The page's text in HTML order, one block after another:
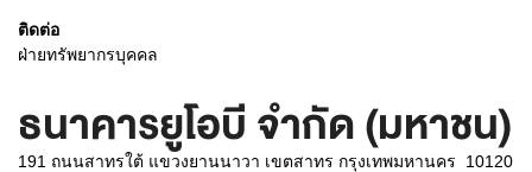
ติดต่อ
ฝ่ายทรัพยากรบุคคล
ธนาคารยูโอบี จำกัด (มหาชน)
191 ถนนสาทรใต้ แขวงยานนาวา เขตสาทร กรุงเทพมหานคร 10120